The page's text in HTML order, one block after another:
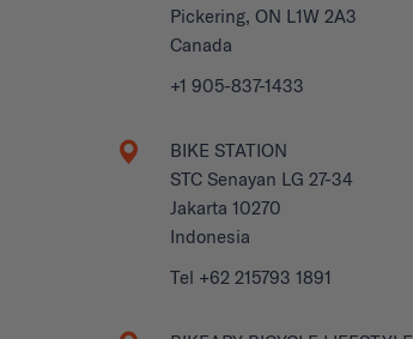
Pickering, ON L1W 2A3
Canada
+1 905-837-1433
BIKE STATION
STC Senayan LG 27-34
Jakarta 10270
Indonesia
Tel +62 215793 1891